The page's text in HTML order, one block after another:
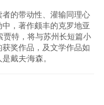
的带动性、灌输同理心
，著作颇丰的克罗地亚
贾特，将与苏州长短篇小
奖作品，及文学作品如
戴夫·海森。